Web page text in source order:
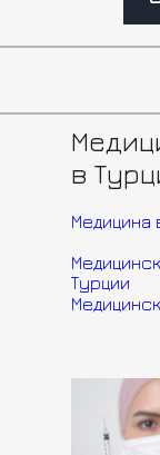
в
Медицина
Турции